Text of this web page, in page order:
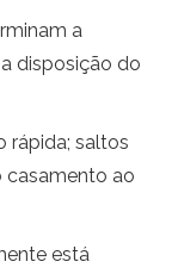
a
disposição do
rápida; saltos
casamento ao
está